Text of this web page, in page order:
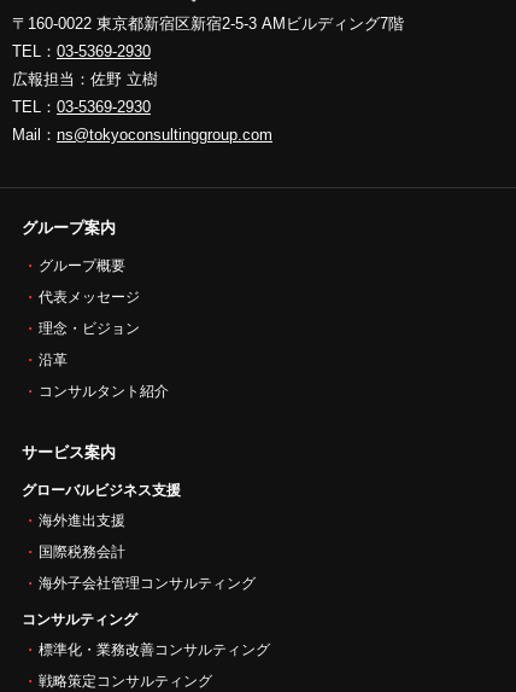
〒160-0022 東京都新宿区新宿2-5-3 AMビルディング7階
TEL： 03-5369-2930
広報担当：佐野 立樹
TEL： 03-5369-2930
Mail： ns@tokyoconsultinggroup.com
グループ案内
グループ概要
代表メッセージ
理念・ビジョン
沿革
コンサルタント紹介
サービス案内
グローバルビジネス支援
海外進出支援
国際税務会計
海外子会社管理コンサルティング
コンサルティング
標準化・業務改善コンサルティング
戦略策定コンサルティング